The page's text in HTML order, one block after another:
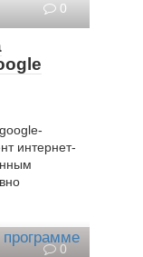
0
интернет-
0